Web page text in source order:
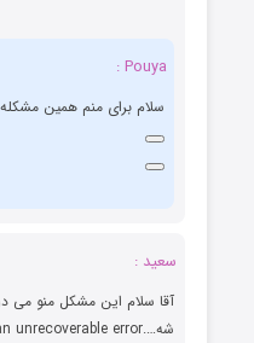
Pouya :
سلام برای منم همین
سعید :
آقا سلام این مشکل منو
شه….DirectX encountered an unrecoverable error.